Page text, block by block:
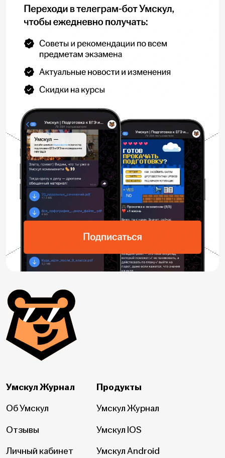
Умскул Журнал
Об Умскул
Отзывы
Личный кабинет
Продукты
Умскул Журнал
Умскул IOS
Умскул Android